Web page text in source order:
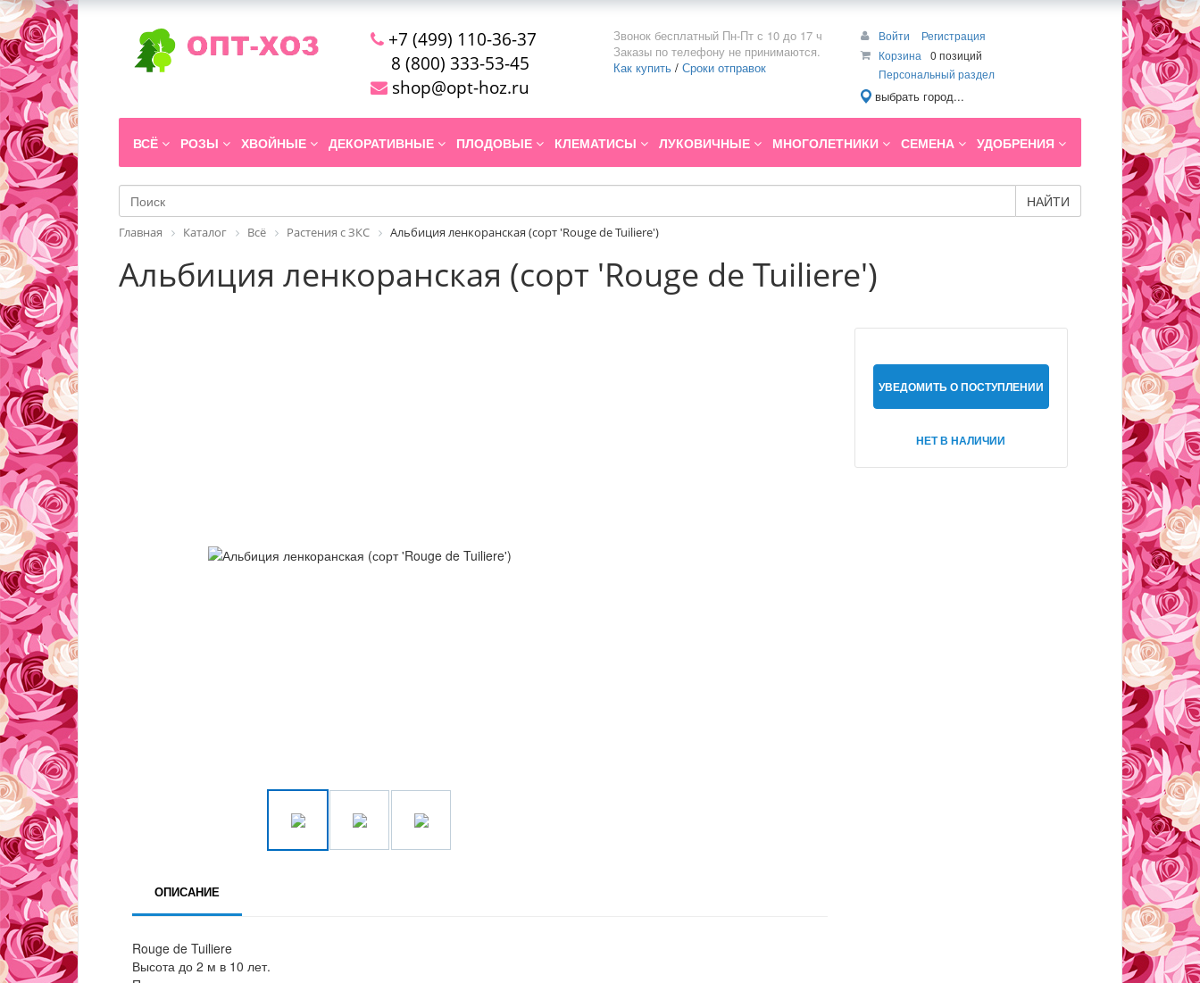
+7 (499) 110-36-37
8 (800) 333-53-45
shop@opt-hoz.ru
Звонок бесплатный Пн-Пт с 10 до 17 ч
Заказы по телефону не принимаются.
Как купить / Сроки отправок
Войти
Регистрация
Корзина
0 позиций
Персональный раздел
выбрать город...
ВСЁ РОЗЫ ХВОЙНЫЕ ДЕКОРАТИВНЫЕ ПЛОДОВЫЕ КЛЕМАТИСЫ ЛУКОВИЧНЫЕ МНОГОЛЕТНИКИ СЕМЕНА УДОБРЕНИЯ
НАЙТИ
Главная Каталог Всё Растения с ЗКС Альбиция ленкоранская (сорт 'Rouge de Tuiliere')
Альбиция ленкоранская (сорт 'Rouge de Tuiliere')
УВЕДОМИТЬ О ПОСТУПЛЕНИИ
НЕТ В НАЛИЧИИ
ОПИСАНИЕ
Rouge de Tuiliere
Высота до 2 м в 10 лет.